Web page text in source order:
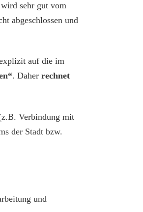
sehr gut vom
abgeschlossen und
auf die im
. Daher rechnet
Verbindung mit
der Stadt bzw.
und